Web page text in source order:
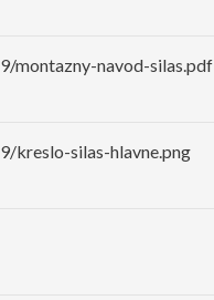
montazny-navod-silas.pdf
kreslo-silas-hlavne.png